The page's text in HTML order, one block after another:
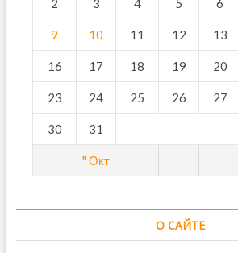
" Окт
2 3 4 5 6
9 10 11 12 13
16 17 18 19 20
23 24 25 26 27
30 31
О САЙТЕ